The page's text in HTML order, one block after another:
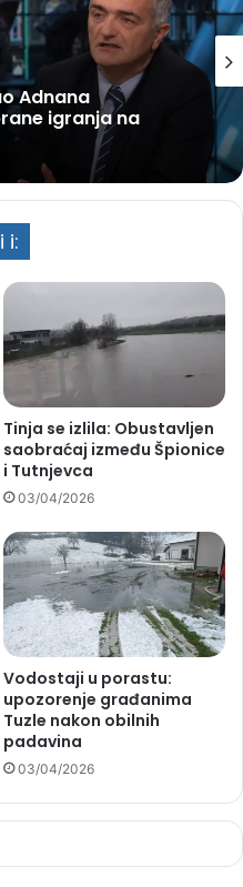
Adnana
igranja na
i:
Tinja se izlila: Obustavljen
saobraćaj između Špionice
i Tutnjevca
03/04/2026
Vodostaji u porastu:
upozorenje građanima
Tuzle nakon obilnih
padavina
03/04/2026